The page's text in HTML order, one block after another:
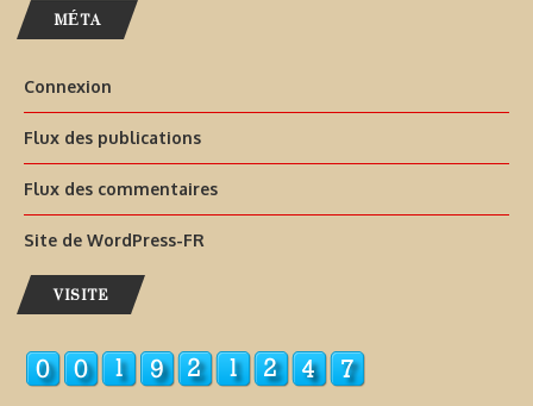
MÉTA
Connexion
Flux des publications
Flux des commentaires
Site de WordPress-FR
VISITE